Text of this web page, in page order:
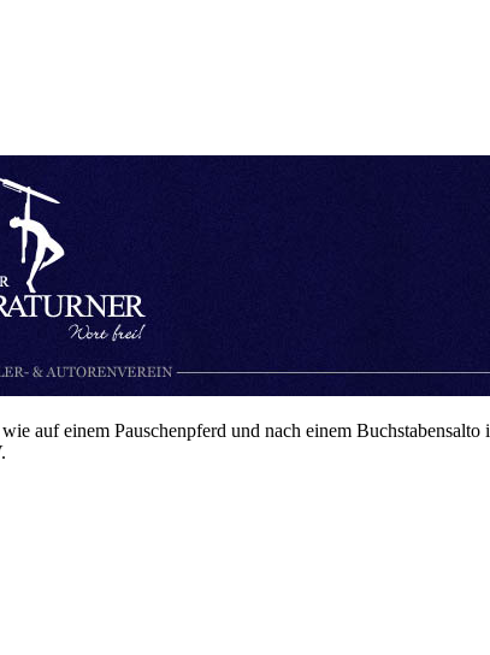
auf einem Pauschenpferd und nach einem Buchstabensalto